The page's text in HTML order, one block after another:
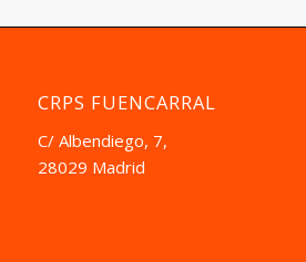
CRPS FUENCARRAL
C/ Albendiego, 7,
28029 Madrid